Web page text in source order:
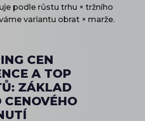
podle růstu trhu × tržního
variantu obrat × marže.
CEN
A TOP
ZÁKLAD
CENOVÉHO